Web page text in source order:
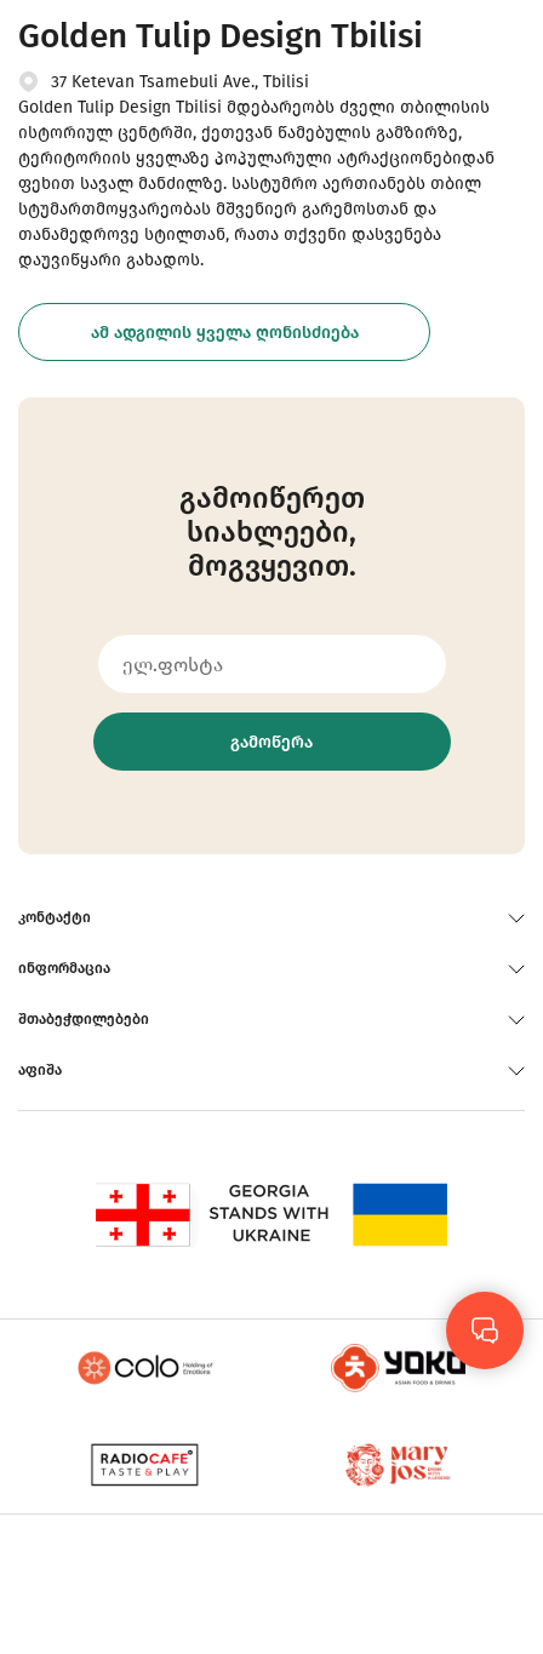
Golden Tulip Design Tbilisi
37 Ketevan Tsamebuli Ave., Tbilisi
Golden Tulip Design Tbilisi მდებარეობს ძველი თბილისის
ისტორიულ ცენტრში, ქეთევან წამებულის გამზირზე,
ტერიტორიის ყველაზე პოპულარული ატრაქციონებიდან
ფეხით სავალ მანძილზე. სასტუმრო აერთიანებს თბილ
სტუმართმოყვარეობას მშვენიერ გარემოსთან და
თანამედროვე სტილთან, რათა თქვენი დასვენება
დაუვიწყარი გახადოს.
ᲐᲛ ᲐᲓᲒᲘᲚᲘᲡ ᲧᲕᲔᲚᲐ ᲦᲝᲜᲘᲡᲫᲘᲔᲑᲐ
გამოიწერეთ
სიახლეები,
მოგვყევით.
ᲒᲐᲛᲝᲬᲔᲠᲐ
ᲙᲝᲜᲢᲐᲥᲢᲘ
ᲘᲜᲤᲝᲠᲛᲐᲪᲘᲐ
ᲨᲗᲐᲑᲔᲭᲓᲘᲚᲔᲑᲔᲑᲘ
ᲐᲤᲘᲨᲐ
Rus